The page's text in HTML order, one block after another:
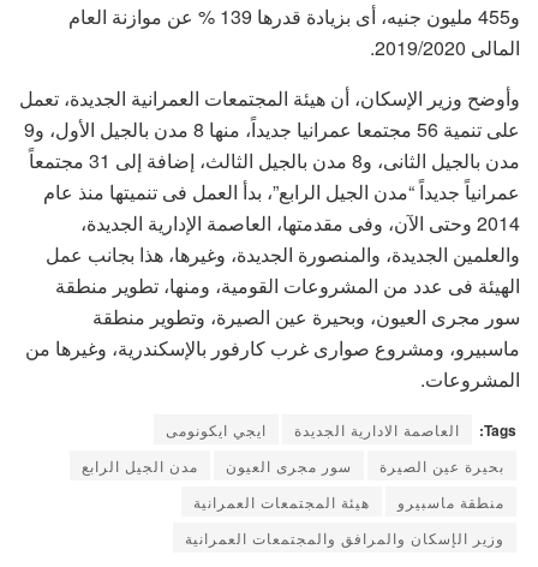
و455 مليون جنيه، أى بزيادة قدرها 139 % عن موازنة العام
المالى 2019/2020.
وأوضح وزير الإسكان، أن هيئة المجتمعات العمرانية الجديدة، تعمل
على تنمية 56 مجتمعا عمرانيا جديداً، منها 8 مدن بالجيل الأول، و9
مدن بالجيل الثانى، و8 مدن بالجيل الثالث، إضافة إلى 31 مجتمعاً
عمرانياً جديداً “مدن الجيل الرابع”، بدأ العمل فى تنميتها منذ عام
2014 وحتى الآن، وفى مقدمتها، العاصمة الإدارية الجديدة،
والعلمين الجديدة، والمنصورة الجديدة، وغيرها، هذا بجانب عمل
الهيئة فى عدد من المشروعات القومية، ومنها، تطوير منطقة
سور مجرى العيون، وبحيرة عين الصيرة، وتطوير منطقة
ماسبيرو، ومشروع صوارى غرب كارفور بالإسكندرية، وغيرها من
المشروعات.
Tags: العاصمة الادارية الجديدة
ايجي ايكونومى
بحيرة عين الصيرة
سور مجرى العيون
مدن الجيل الرابع
منطقة ماسبيرو
هيئة المجتمعات العمرانية
وزير الإسكان والمرافق والمجتمعات العمرانية